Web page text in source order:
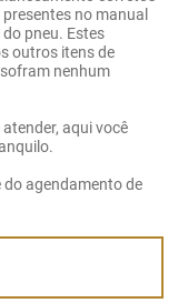
no manual
pneu. Estes
outros itens de
nenhum
aqui você
do agendamento de